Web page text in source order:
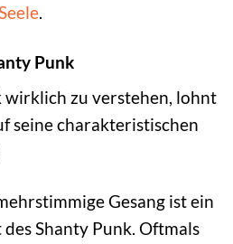
.
Punk
wirklich zu verstehen, lohnt
seine charakteristischen
Gesang ist ein
Shanty Punk. Oftmals